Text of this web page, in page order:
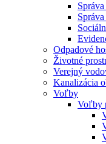
Odpadové
Životné
Verejný
Kanalizácia
Voľby
Voľby